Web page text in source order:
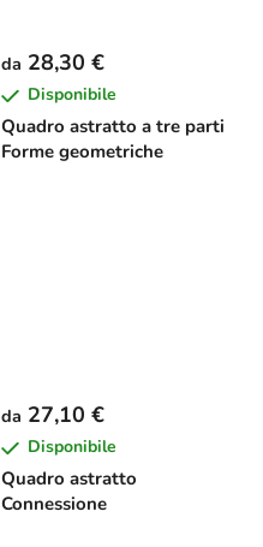
Quadro astratto a tre parti
Forme geometriche
da 28,30 €
Disponibile
Quadro astratto
Connessione
da 27,10 €
Disponibile